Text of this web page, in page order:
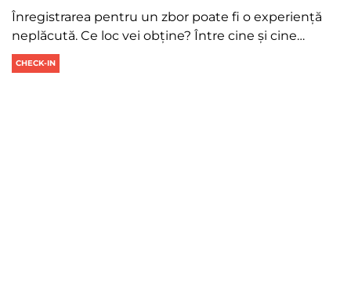
Înregistrarea pentru un zbor poate fi o experiență
neplăcută. Ce loc vei obține? Între cine și cine…
CHECK-IN